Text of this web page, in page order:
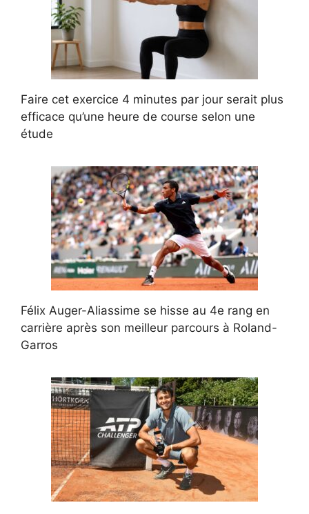
Faire cet exercice 4 minutes par jour serait plus
efficace qu’une heure de course selon une
étude
Félix Auger-Aliassime se hisse au 4e rang en
carrière après son meilleur parcours à Roland-
Garros